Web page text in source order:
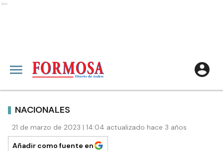
Ads
NACIONALES
21 de marzo de 2023 | 14:04 actualizado hace 3 años
Añadir como fuente en